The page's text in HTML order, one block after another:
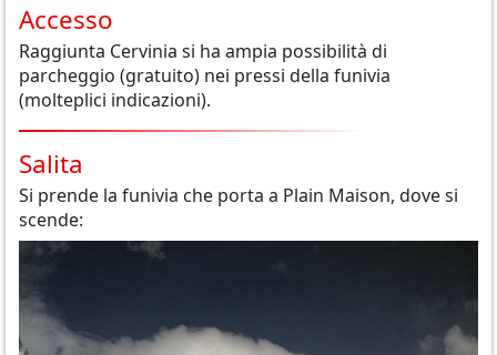
Accesso
Raggiunta Cervinia si ha ampia possibilità di
parcheggio (gratuito) nei pressi della funivia
(molteplici indicazioni).
Salita
Si prende la funivia che porta a Plain Maison, dove si
scende: